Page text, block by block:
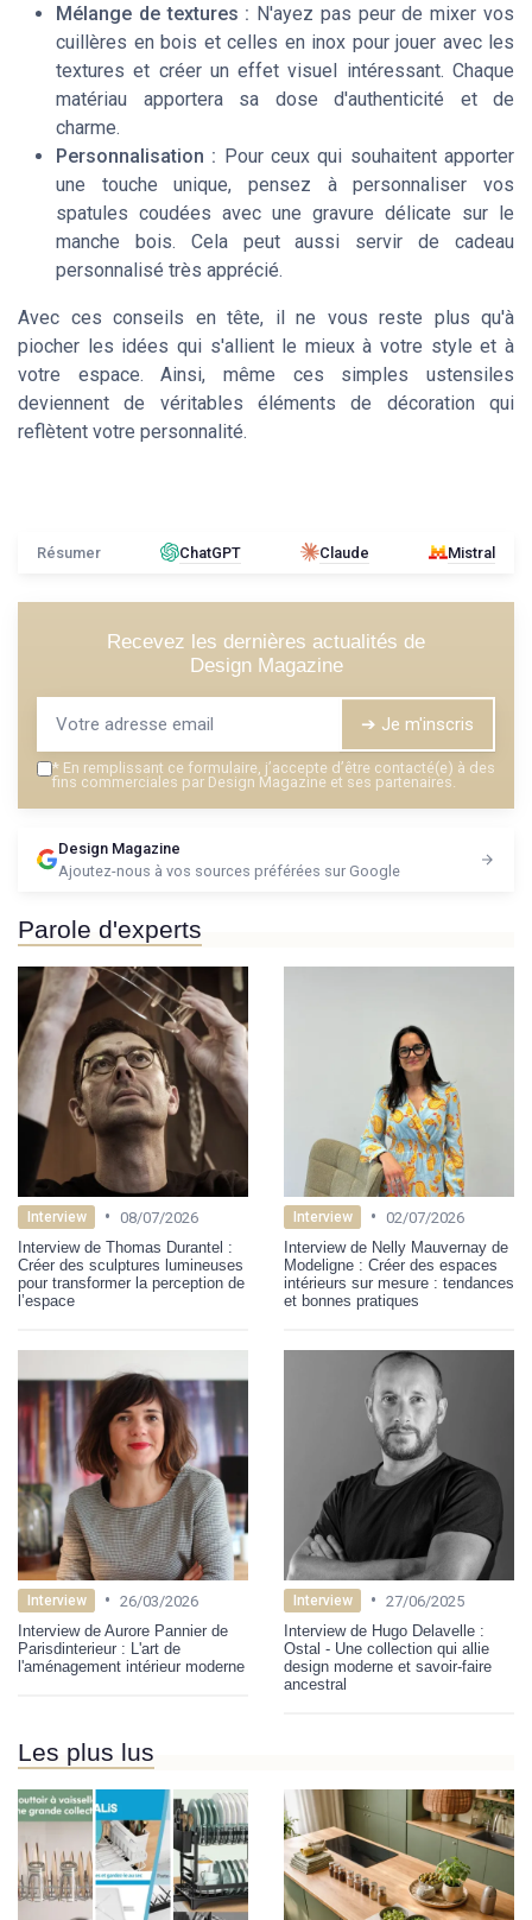
Mélange de textures : N'ayez pas peur de mixer vos
cuillères en bois et celles en inox pour jouer avec les
textures et créer un effet visuel intéressant. Chaque
matériau apportera sa dose d'authenticité et de
charme.
Personnalisation : Pour ceux qui souhaitent apporter
une touche unique, pensez à personnaliser vos
spatules coudées avec une gravure délicate sur le
manche bois. Cela peut aussi servir de cadeau
personnalisé très apprécié.
Avec ces conseils en tête, il ne vous reste plus qu'à
piocher les idées qui s'allient le mieux à votre style et à
votre espace. Ainsi, même ces simples ustensiles
deviennent de véritables éléments de décoration qui
reflètent votre personnalité.
Résumer ChatGPT Claude Mistral
Recevez les dernières actualités de
Design Magazine
➔ Je m'inscris
* En remplissant ce formulaire, j’accepte d’être contacté(e) à des
fins commerciales par Design Magazine et ses partenaires.
Design Magazine
Ajoutez-nous à vos sources préférées sur Google
Parole d'experts
Interview • 08/07/2026
Interview de Thomas Durantel :
Créer des sculptures lumineuses
pour transformer la perception de
l’espace
Interview • 02/07/2026
Interview de Nelly Mauvernay de
Modeligne : Créer des espaces
intérieurs sur mesure : tendances
et bonnes pratiques
Interview • 26/03/2026
Interview de Aurore Pannier de
Parisdinterieur : L'art de
l'aménagement intérieur moderne
Interview • 27/06/2025
Interview de Hugo Delavelle :
Ostal - Une collection qui allie
design moderne et savoir-faire
ancestral
Les plus lus